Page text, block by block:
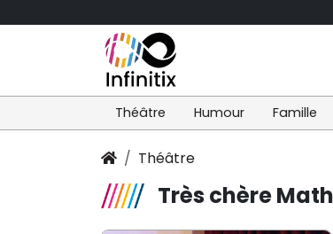
Théâtre Humour Famille
Théâtre
Très chère